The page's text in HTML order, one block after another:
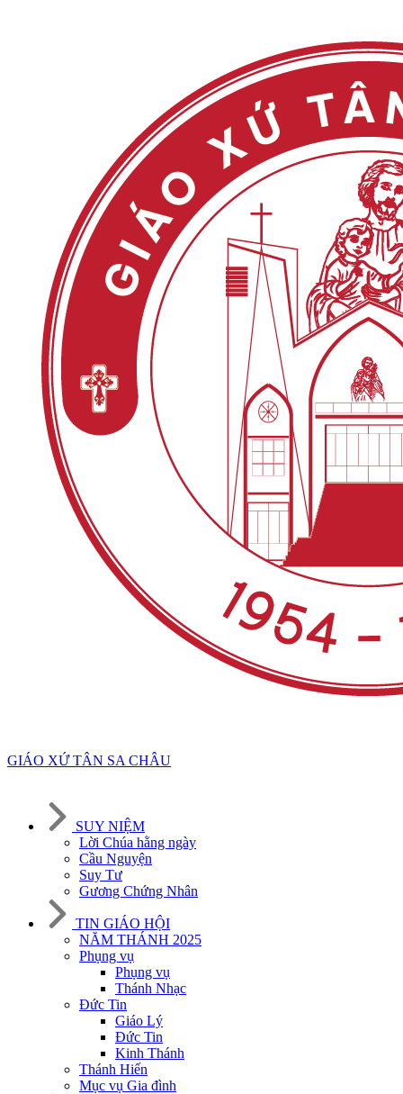
GIÁO XỨ TÂN SA CHÂU
SUY NIỆM
Lời Chúa hằng ngày
Cầu Nguyện
Suy Tư
Gương Chứng Nhân
TIN GIÁO HỘI
NĂM THÁNH 2025
Phụng vụ
Phụng vụ
Thánh Nhạc
Đức Tin
Giáo Lý
Đức Tin
Kinh Thánh
Thánh Hiến
Mục vụ Gia đình